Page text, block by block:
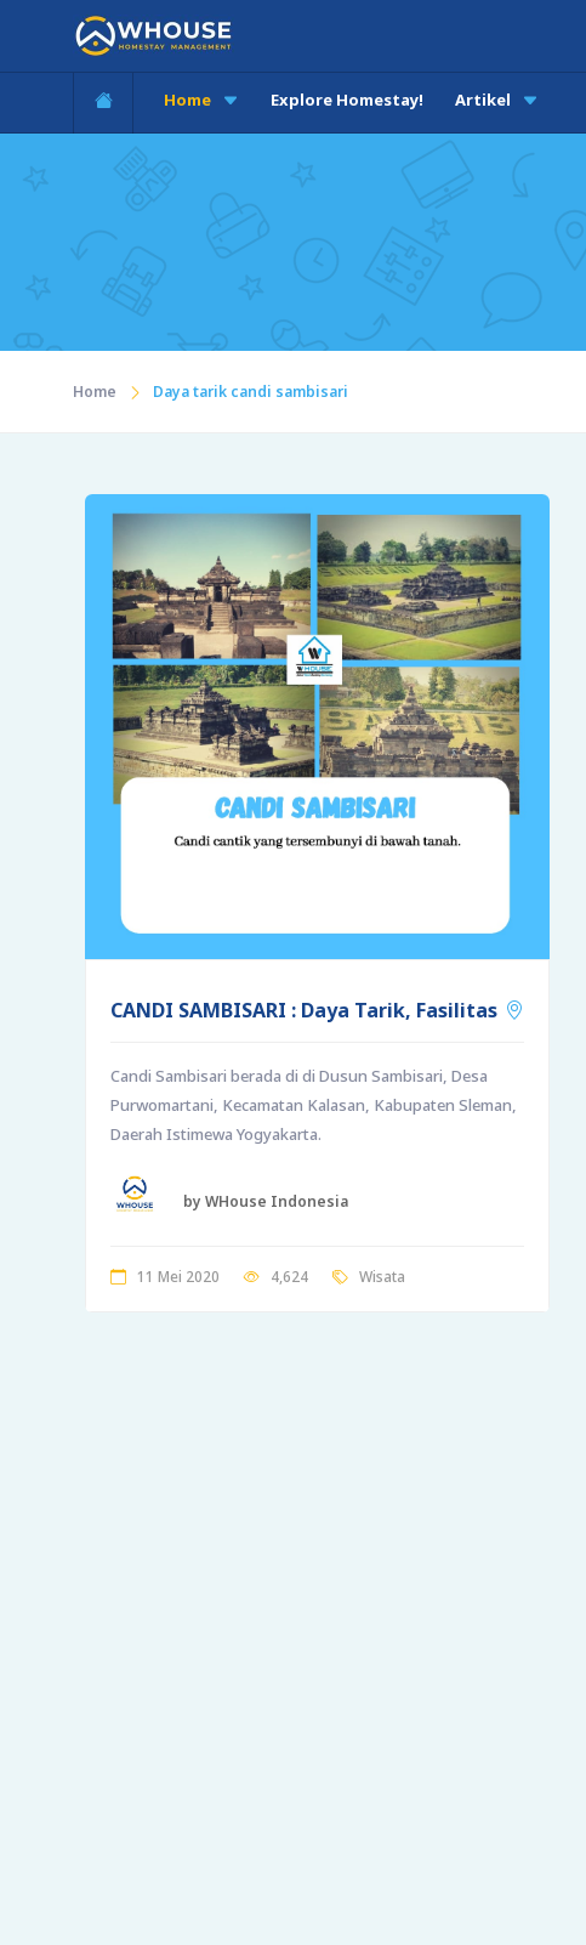
Home Explore Homestay! Artikel
Home Daya tarik candi sambisari
CANDI SAMBISARI : Daya Tarik, Fasilitas
Candi Sambisari berada di di Dusun Sambisari, Desa
Purwomartani, Kecamatan Kalasan, Kabupaten Sleman,
Daerah Istimewa Yogyakarta.
by WHouse Indonesia
11 Mei 2020 4,624 Wisata